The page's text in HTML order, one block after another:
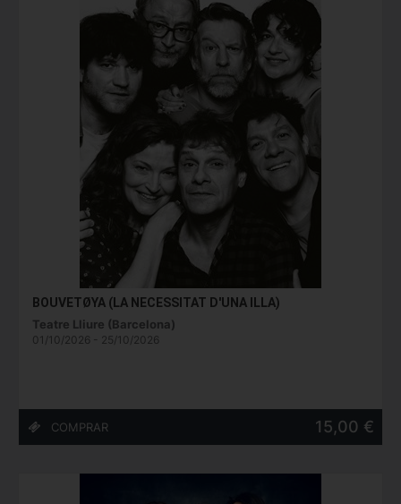
BOUVETØYA (LA NECESSITAT D'UNA ILLA)
Teatre Lliure (Barcelona)
01/10/2026 - 25/10/2026
15,00 €